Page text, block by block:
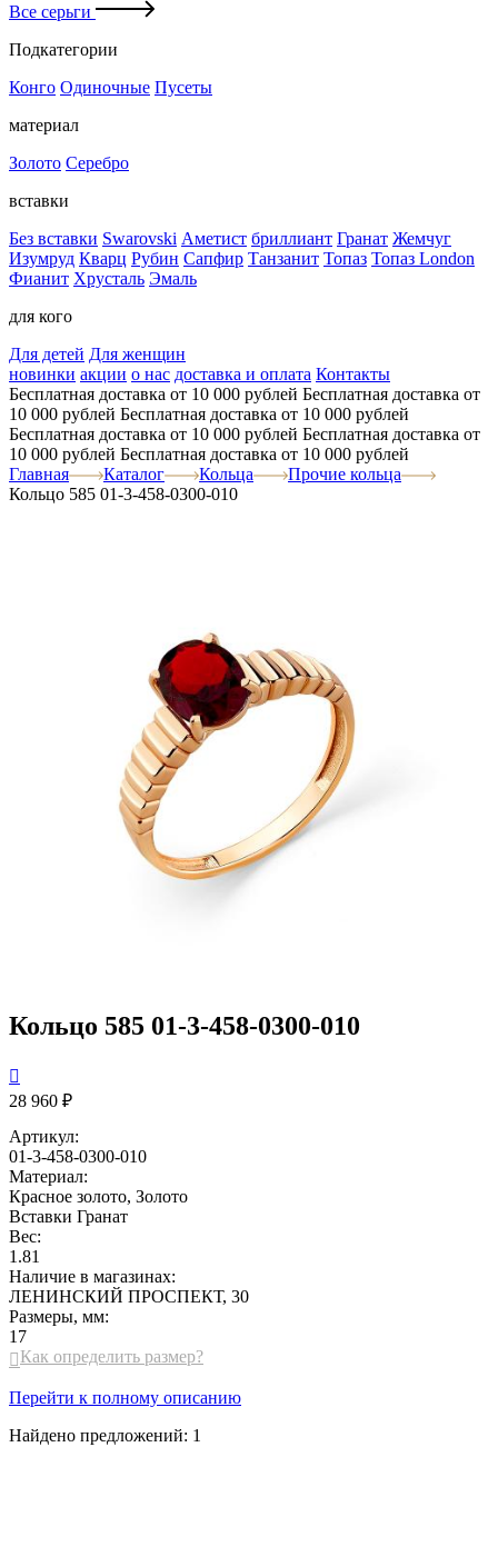
Все серьги
Подкатегории
Конго Одиночные Пусеты
материал
Золото Серебро
вставки
Без вставки Swarovski Аметист бриллиант Гранат Жемчуг
Изумруд Кварц Рубин Сапфир Танзанит Топаз Топаз London
Фианит Хрусталь Эмаль
для кого
Для детей Для женщин
новинки акции о нас доставка и оплата Контакты
Бесплатная доставка от 10 000 рублей Бесплатная доставка от
10 000 рублей Бесплатная доставка от 10 000 рублей
Бесплатная доставка от 10 000 рублей Бесплатная доставка от
10 000 рублей Бесплатная доставка от 10 000 рублей
Главная
Каталог Кольца
Прочие кольца
Кольцо 585 01-3-458-0300-010
Кольцо 585 01-3-458-0300-010

28 960 ₽
Артикул:
01-3-458-0300-010
Материал:
Красное золото, Золото
Вставки Гранат
Вес:
1.81
Наличие в магазинах:
ЛЕНИНСКИЙ ПРОСПЕКТ, 30
Размеры, мм:
17
 Как определить размер?
Перейти к полному описанию
Найдено предложений: 1